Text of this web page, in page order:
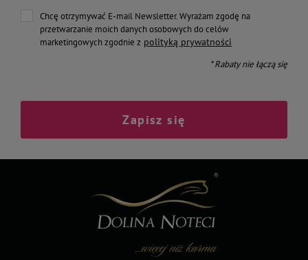
Chcę otrzymywać E-mail Newsletter. Wyrażam zgodę na
przetwarzanie moich danych osobowych do celów
marketingowych zgodnie z polityką prywatności
* Rabaty nie łączą się
Zapisz się